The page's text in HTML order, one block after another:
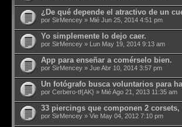
¿De qué depende el atractivo de un
por SirMencey » Mié Jun 25, 2014 4:51 pm
Yo simplemente lo dejo caer.
por SirMencey » Lun May 19, 2014 9:13 am
App para enseñar a comérselo bien.
por SirMencey » Jue Abr 10, 2014 3:57 pm
Un fotógrafo busca voluntarios para
por Cerbero-tf{AK} » Mié Ago 21, 2013 11:35 am
33 piercings que componen 2 corsets,
por SirMencey » Vie May 04, 2012 7:10 pm